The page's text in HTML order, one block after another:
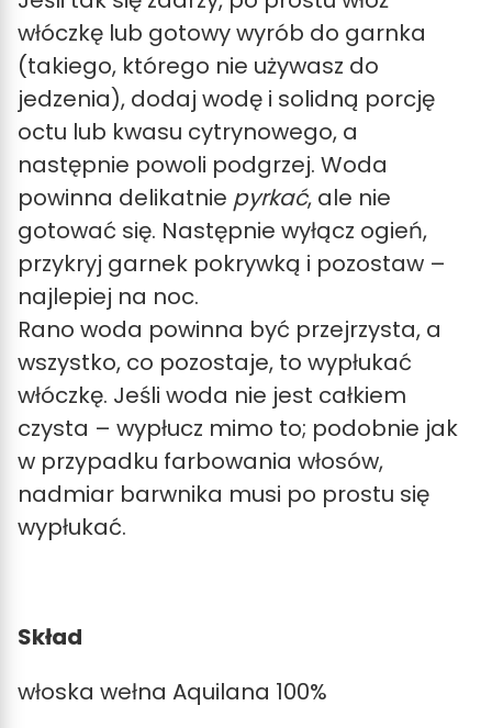
włóczkę lub gotowy wyrób do garnka
(takiego, którego nie używasz do
jedzenia), dodaj wodę i solidną porcję
octu lub kwasu cytrynowego, a
następnie powoli podgrzej. Woda
powinna delikatnie pyrkać, ale nie
gotować się. Następnie wyłącz ogień,
przykryj garnek pokrywką i pozostaw –
najlepiej na noc.
Rano woda powinna być przejrzysta, a
wszystko, co pozostaje, to wypłukać
włóczkę. Jeśli woda nie jest całkiem
czysta – wypłucz mimo to; podobnie jak
w przypadku farbowania włosów,
nadmiar barwnika musi po prostu się
wypłukać.
Skład
włoska wełna Aquilana 100%